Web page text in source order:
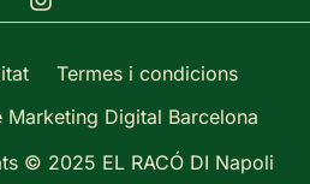
© 2025 EL RACÓ DI Napoli
Termes i condicions
Marketing Digital Barcelona